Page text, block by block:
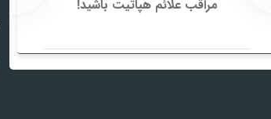
مراقب علائم هپاتیت باشید!